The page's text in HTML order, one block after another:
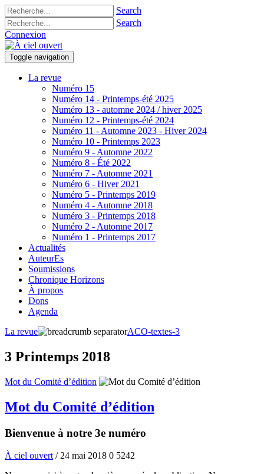
Search
Search
Connexion
Toggle navigation
La revue
Numéro 15
Numéro 14 - Printemps-été 2025
Numéro 13 - automne 2024 / hiver 2025
Numéro 12 - Printemps-été 2024
Numéro 11 - Automne 2023 - Hiver 2024
Numéro 10 - Printemps 2023
Numéro 9 - Automne 2022
Numéro 8 - Été 2022
Numéro 7 - Automne 2021
Numéro 6 - Hiver 2021
Numéro 5 - Printemps 2019
Numéro 4 - Automne 2018
Numéro 3 - Printemps 2018
Numéro 2 - Automne 2017
Numéro 1 - Printemps 2017
Actualités
AuteurEs
Soumissions
Chronique Horizons
À propos
Dons
Agenda
La revue
ACO-textes-3
3 Printemps 2018
Mot du Comité d’édition
Mot du Comité d’édition
Bienvenue à notre 3e numéro
À ciel ouvert / 24 mai 2018 0 5242